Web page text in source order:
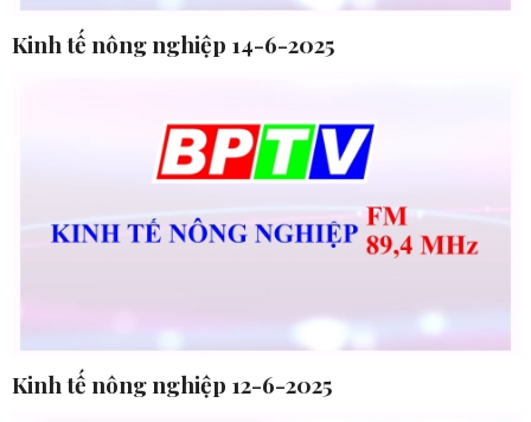
Kinh tế nông nghiệp 14-6-2025
Kinh tế nông nghiệp 12-6-2025